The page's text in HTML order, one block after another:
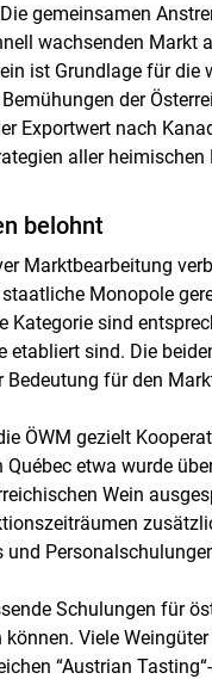
gemeinsamen
wachsenden
ist Grundlage für
der
Exportwert nach
aller
belohnt
Marktbearbeitung
Monopole
Kategorie sind
etabliert sind. Die
Bedeutung für den
ÖWM gezielt
etwa wurde
Wein
und
Schulungen für
Viele
“Austrian